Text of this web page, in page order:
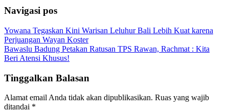
Navigasi pos
Yowana Tegaskan Kini Warisan Leluhur Bali Lebih Kuat karena
Perjuangan Wayan Koster
Bawaslu Badung Petakan Ratusan TPS Rawan, Rachmat : Kita
Beri Atensi Khusus!
Tinggalkan Balasan
Alamat email Anda tidak akan dipublikasikan. Ruas yang wajib
ditandai *